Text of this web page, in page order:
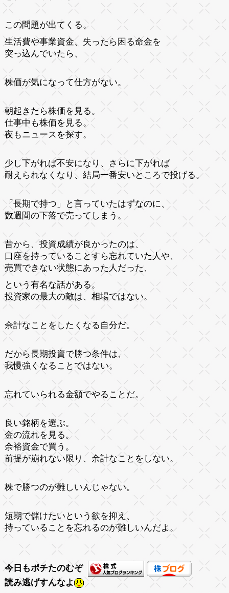
この問題が出てくる。
生活費や事業資金、失ったら困る命金を
突っ込んでいたら、
株価が気になって仕方がない。
朝起きたら株価を見る。
仕事中も株価を見る。
夜もニュースを探す。
少し下がれば不安になり、さらに下がれば
耐えられなくなり、結局一番安いところで投げる。
「長期で持つ」と言っていたはずなのに、
数週間の下落で売ってしまう。
昔から、投資成績が良かったのは、
口座を持っていることすら忘れていた人や、
売買できない状態にあった人だった、
という有名な話がある。
投資家の最大の敵は、相場ではない。
余計なことをしたくなる自分だ。
だから長期投資で勝つ条件は、
我慢強くなることではない。
忘れていられる金額でやることだ。
良い銘柄を選ぶ。
金の流れを見る。
余裕資金で買う。
前提が崩れない限り、余計なことをしない。
株で勝つのが難しいんじゃない。
短期で儲けたいという欲を抑え、
持っていることを忘れるのが難しいんだよ。
今日もポチたのむぞ
読み逃げすんなよ